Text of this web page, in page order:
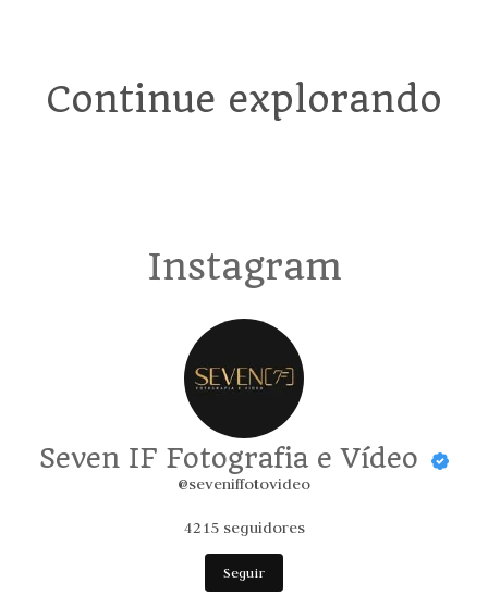
Continue explorando
Instagram
Seven IF Fotografia e Vídeo
@seveniffotovideo
4215 seguidores
Seguir